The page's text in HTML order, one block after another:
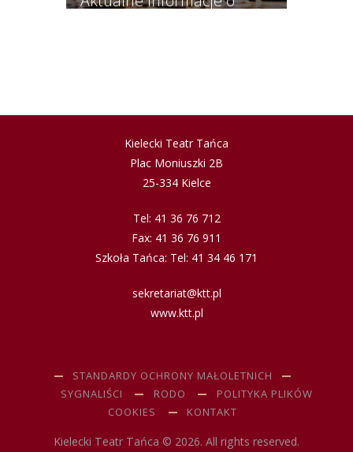
Kielecki Teatr Tańca
Plac Moniuszki 2B
25-334 Kielce
Tel: 41 36 76 712
Fax: 41 36 76 911
Szkoła Tańca: Tel: 41 34 46 171
sekretariat@ktt.pl
www.ktt.pl
STANDARDY OCHRONY MAŁOLETNICH
SYGNALIŚCI
RODO
POLITYKA PLIKÓW
COOKIES
KONTAKT
Kielecki Teatr Tańca © 2026. All rights reserved.